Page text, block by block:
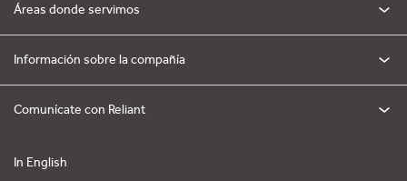
Áreas donde servimos
Información sobre la compañía
Comunícate con Reliant
In English